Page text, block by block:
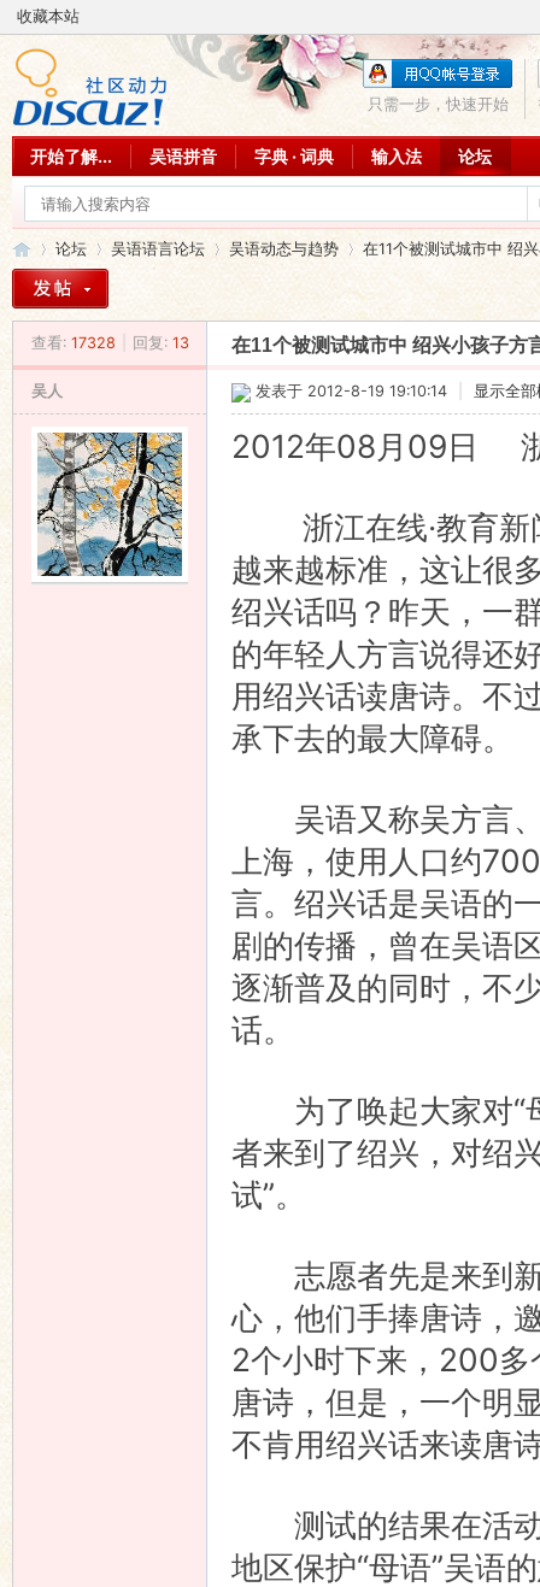
收藏本站
只需一步，快速开始
开始了解... 吴语拼音 字典 · 词典 输入法 论坛
»
论坛
›
吴语语言论坛 吴语动态与趋势
›
在11个被测试城市中 绍
查看: 17328 回复: 13 在11个被测试城市中 绍兴小孩子方
吴人 发表于 2012-8-19 19:10:14 显示全部
2012年08月09日
浙江在线·教育新
越来越标准，这让很
绍兴话吗？昨天，一
的年轻人方言说得还
用绍兴话读唐诗。不
承下去的最大障碍。
吴语又称吴方言、
上海，使用人口约
言。绍兴话是吴语的
剧的传播，曾在吴语
逐渐普及的同时，不
话。
为了唤起大家对“
者来到了绍兴，对绍
试”。
志愿者先是来到新
心，他们手捧唐诗，
2个小时下来，200多
唐诗，但是，一个明
不肯用绍兴话来读唐
测试的结果在活动
地区保护“母语”吴语